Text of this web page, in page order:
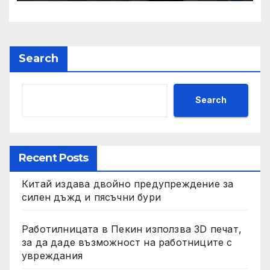
Search
Search
Recent Posts
Китай издава двойно предупреждение за
силен дъжд и пясъчни бури
Работилницата в Пекин използва 3D печат,
за да даде възможност на работниците с
увреждания